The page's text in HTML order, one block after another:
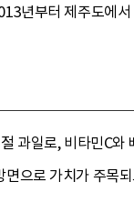
년부터 제주도에
과일로, 비타민C
으로 가치가 주목